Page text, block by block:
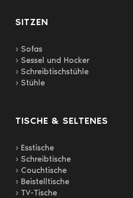
SITZEN
› Sofas
› Sessel und Hocker
› Schreibtischstühle
› Stühle
TISCHE & SELTENES
› Esstische
› Schreibtische
› Couchtische
› Beistelltische
› TV-Tische